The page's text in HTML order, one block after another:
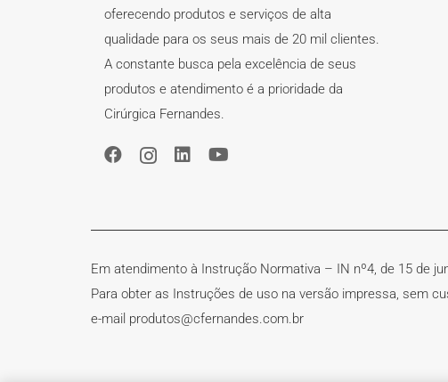
oferecendo produtos e serviços de alta
qualidade para os seus mais de 20 mil clientes.
A constante busca pela excelência de seus
produtos e atendimento é a prioridade da
Cirúrgica Fernandes.
Em atendimento à Instrução Normativa – IN nº4, de 15 de
Para obter as Instruções de uso na versão impressa, sem
e-mail produtos@cfernandes.com.br